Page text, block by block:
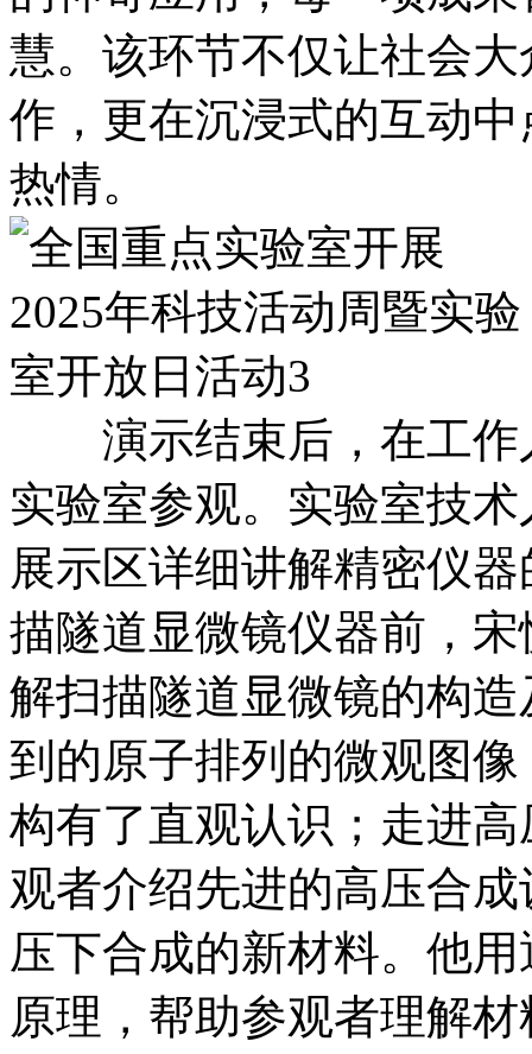
慧。该环节不仅让社会
作，更在沉浸式的互动
热情。
演示结束后，在工作
实验室参观。实验室技
展示区详细讲解精密仪
描隧道显微镜仪器前，
解扫描隧道显微镜的构
到的原子排列的微观图
构有了直观认识；走进
观者介绍先进的高压合
压下合成的新材料。他
原理，帮助参观者理解